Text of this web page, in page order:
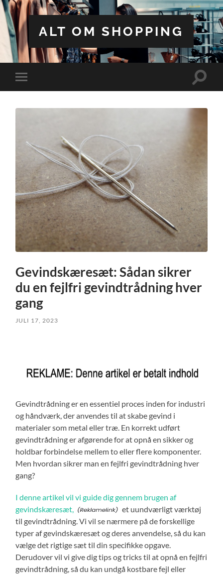
ALT OM SHOPPING
Toggle
mobile
Toggle
Gevindskæresæt: Sådan sikrer
du en fejlfri gevindtrådning hver
gang
JULI 17, 2023
Gevindtrådning er en essentiel proces inden for industri
og håndværk, der anvendes til at skabe gevind i
materialer som metal eller træ. En korrekt udført
gevindtrådning er afgørende for at opnå en sikker og
holdbar forbindelse mellem to eller flere komponenter.
Men hvordan sikrer man en fejlfri gevindtrådning hver
gang?
I denne artikel vil vi guide dig gennem brugen af
gevindskæresæt,
et uundværligt værktøj
til gevindtrådning. Vi vil se nærmere på de forskellige
typer af gevindskæresæt og deres anvendelse, så du kan
vælge det rigtige sæt til din specifikke opgave.
Derudover vil vi give dig tips og tricks til at opnå en fejlfri
gevindtrådning, så du kan undgå kostbare fejl eller